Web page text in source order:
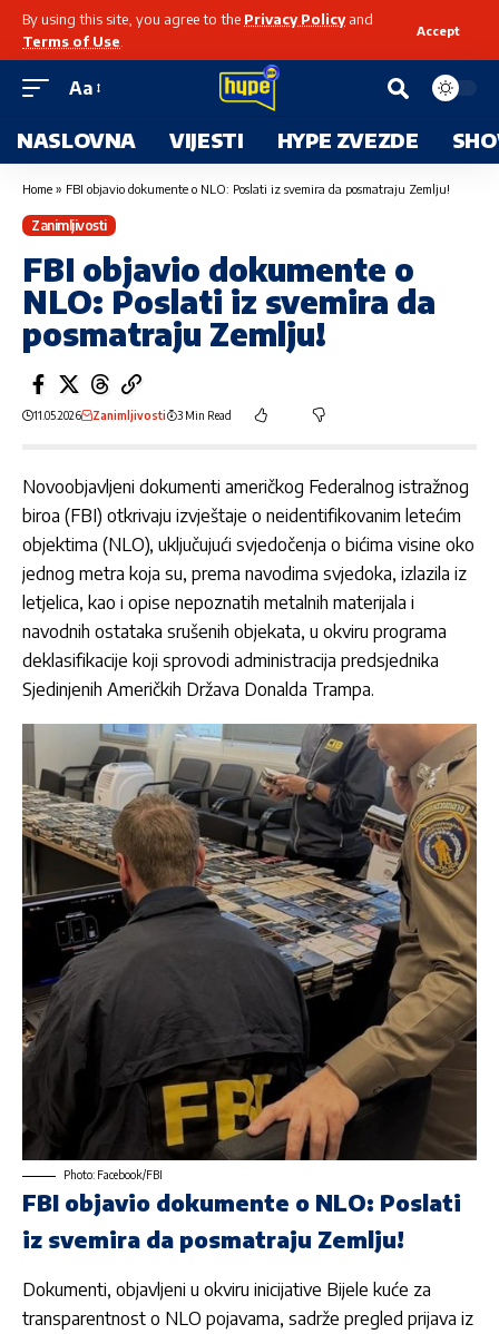
By using this site, you agree to the Privacy Policyand
Terms of Use
Accept
Aa
NASLOVNA VIJESTI HYPE ZVEZDE
Home » FBI objavio dokumente o NLO: Poslati iz svemira da posmatraju Zemlju!
Zanimljivosti
FBI objavio dokumente o
NLO: Poslati iz svemira da
posmatraju Zemlju!
11.05.2026 Zanimljivosti 3 Min Read
Novoobjavljeni dokumenti američkog Federalnog istražnog
biroa (FBI) otkrivaju izvještaje o neidentifikovanim letećim
objektima (NLO), uključujući svjedočenja o bićima visine oko
jednog metra koja su, prema navodima svjedoka, izlazila iz
letjelica, kao i opise nepoznatih metalnih materijala i
navodnih ostataka srušenih objekata, u okviru programa
deklasifikacije koji sprovodi administracija predsjednika
Sjedinjenih Američkih Država Donalda Trampa.
Photo: Facebook/FBI
FBI objavio dokumente o NLO: Poslati
iz svemira da posmatraju Zemlju!
Dokumenti, objavljeni u okviru inicijative Bijele kuće za
transparentnost o NLO pojavama, sadrže pregled prijava iz